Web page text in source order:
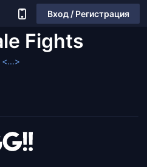
Вход / Регистрация
Fights
<...>